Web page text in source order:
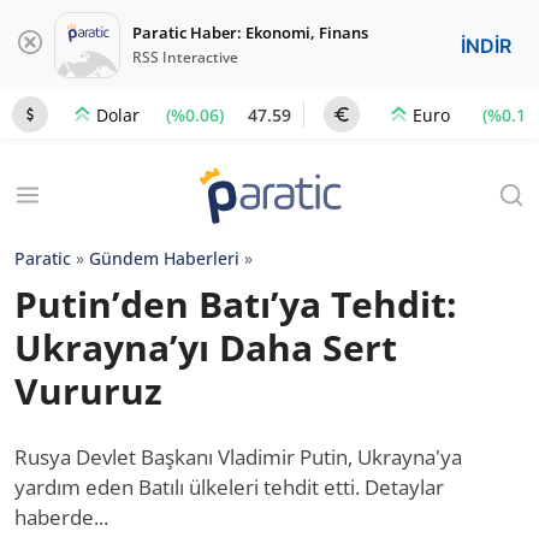
Paratic Haber: Ekonomi, Finans
RSS Interactive İNDİR
Dolar (%0.06) 47.59 Euro (%0.1)
Paratic » Gündem Haberleri »
Putin’den Batı’ya Tehdit:
Ukrayna’yı Daha Sert
Vururuz
Rusya Devlet Başkanı Vladimir Putin, Ukrayna'ya
yardım eden Batılı ülkeleri tehdit etti. Detaylar
haberde...